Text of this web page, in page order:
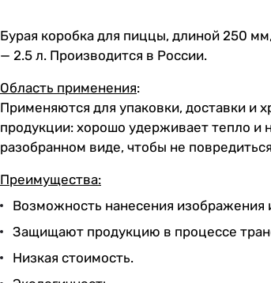
Бурая коробка для пиццы, длиной 250
— 2.5 л. Производится в России.
Область применения:
Применяются для упаковки, доставки и
продукции: хорошо удерживает тепло и
разобранном виде, чтобы не
Преимущества:
Возможность нанесения изображения
Защищают продукцию в процессе
Низкая стоимость.